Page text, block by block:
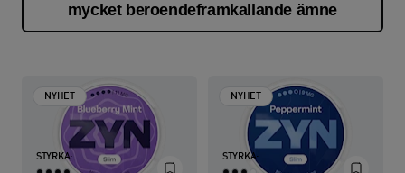
mycket beroendeframkallande ämne
STYRKA:
NYHET
STYRKA:
NYHET